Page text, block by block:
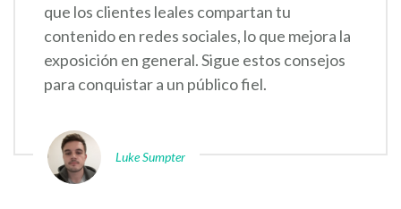
que los clientes leales compartan tu
contenido en redes sociales, lo que mejora la
exposición en general. Sigue estos consejos
para conquistar a un público fiel.
Luke Sumpter